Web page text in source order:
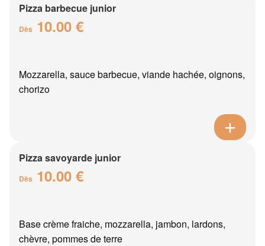
Pizza barbecue junior
Dès 10.00 €
Mozzarella, sauce barbecue, viande hachée, oignons,
chorizo
Pizza savoyarde junior
Dès 10.00 €
Base crème fraiche, mozzarella, jambon, lardons,
chèvre, pommes de terre